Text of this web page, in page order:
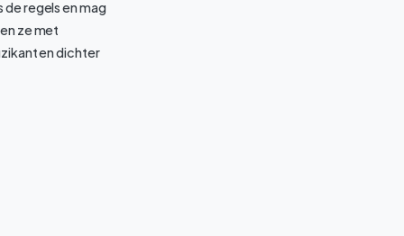
regels en mag
ze met
en dichter